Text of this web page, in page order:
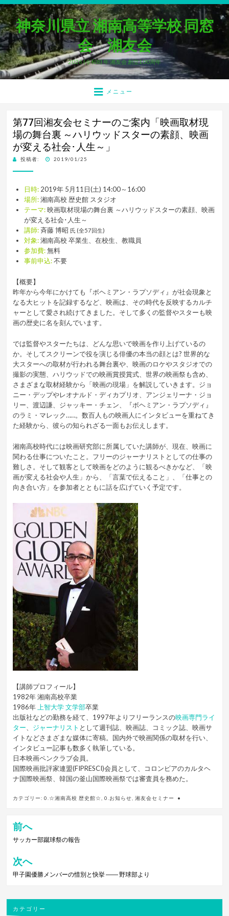
神奈川県立 湘南高等学校 同窓
会 湘友会
2026 (令和8) 年 湘友会 創立100周年
メニュー
第77回湘友会セミナーのご案内「映画取材現
場の舞台裏 ～ハリウッドスターの素顔、映画
が変える社会･人生～」
投稿者:
投 2019/01/25
日時:2019年 5月11日(土) 14:00～16:00
場所:湘南高校 歴史館 スタジオ
テーマ:映画取材現場の舞台裏 ～ハリウッドスターの素顔、映画
が変える社会･人生～
講師:斉藤 博昭 氏 (全57回生)
対象:湘南高校 卒業生、在校生、教職員
参加費:無料
事前申込:不要
【概要】
昨年から今年にかけても『ボヘミアン・ラプソディ』が社会現象と
なる大ヒットを記録するなど、映画は、その時代を反映するカルチ
ャーとして愛され続けてきました。そして多くの監督やスターも映
画の歴史に名を刻んでいます。
では監督やスターたちは、どんな思いで映画を作り上げているの
か。そしてスクリーンで役を演じる俳優の本当の顔とは? 世界的な
大スターへの取材が行われる舞台裏や、映画のロケやスタジオでの
撮影の実態、ハリウッドでの映画賞授賞式、世界の映画祭も含め、
さまざまな取材経験から「映画の現場」を解説していきます。ジョ
ニー・デップやレオナルド・ディカプリオ、アンジェリーナ・ジョ
リー、渡辺謙、ジャッキー・チェン、『ボヘミアン・ラプソディ』
のラミ・マレック……。数百人もの映画人にインタビューを重ねてき
た経験から、彼らの知られざる一面もお伝えします。
湘南高校時代には映画研究部に所属していた講師が、現在、映画に
関わる仕事についたこと。フリーのジャーナリストとしての仕事の
難しさ。そして観客として映画をどのように観るべきかなど、「映
画が変える社会や人生」から、「言葉で伝えること」、「仕事との
向き合い方」を参加者とともに話を広げていく予定です。
【講師プロフィール】
1982年 湘南高校卒業
1986年 上智大学 文学部卒業
出版社などの勤務を経て、1997年よりフリーランスの映画専門ライ
ター
ジャーナリスト として週刊誌、映画誌、コミック誌、映画サ
イトなどさまざまな媒体に寄稿。国内外で映画関係の取材を行い、
インタビュー記事も数多く執筆している。
日本映画ペンクラブ会員。
国際映画批評家連盟(FIPRESCI)会員として、コロンビアのカルタヘ
ナ国際映画祭、韓国の釜山国際映画祭では審査員を務めた。
カテゴリー:0.☆湘南高校 歴史館☆ ,0.お知らせ ,湘友会セミナー
投
稿
ナ
ビ
ー
シ
前へ
サッカー部蹴球祭の報告
次へ
甲子園優勝メンバーの惜別と快挙 ―― 野球部より
カテゴリー